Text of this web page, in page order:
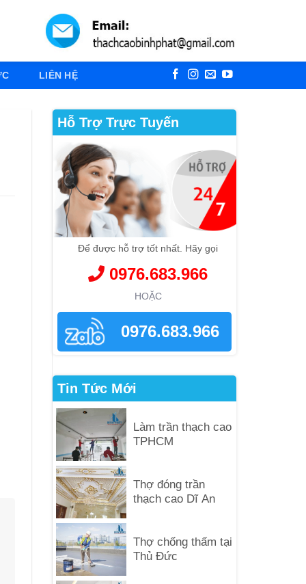
LIÊN HỆ
Hỗ Trợ Trực Tuyến
Để được hỗ trợ tốt nhất. Hãy gọi
0976.683.966
HOẶC
0976.683.966
Tin Tức Mới
Làm trần thạch cao
TPHCM
Thợ đóng trần
thạch cao Dĩ An
Thợ chống thấm tại
Thủ Đức